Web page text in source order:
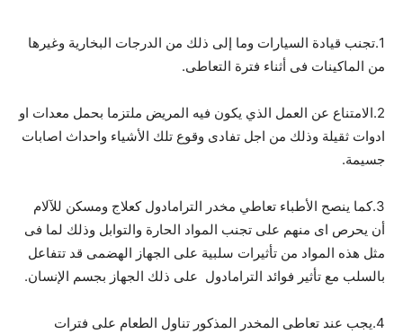
1.تجنب قيادة السيارات وما إلى ذلك من الدرجات البخارية وغيرها
من الماكينات فى أثناء فترة التعاطى.
2.الامتناع عن العمل الذي يكون فيه المريض ملتزما بحمل معدات او
ادوات ثقيلة وذلك من اجل تفادى وقوع تلك الأشياء واحداث اصابات
جسيمة.
3.كما ينصح الأطباء تعاطي مخدر الترامادول كعلاج ومسكن للآلام
أن يحرص اى منهم على تجنب المواد الحارة والتوابل وذلك لما فى
مثل هذه المواد من تأثيرات سلبية على الجهاز الهضمى قد تتفاعل
بالسلب مع تأثير فوائد الترامادول على ذلك الجهاز بجسم الإنسان.
4.يجب عند تعاطى المخدر المذكور تناول الطعام على فترات